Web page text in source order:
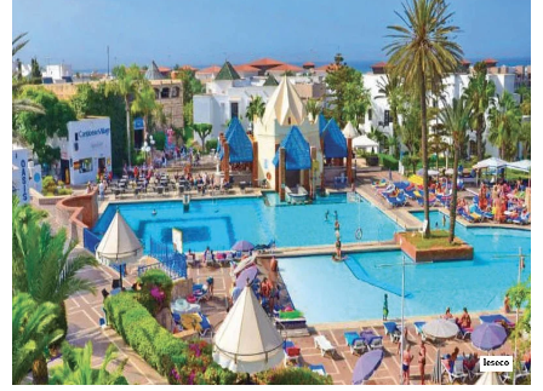
Tourisme
Régions
Hotels
Evenements